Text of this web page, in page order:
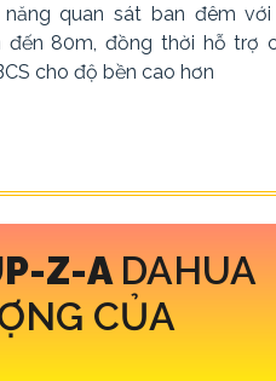
quan sát ban đêm với
đến 80m, đồng thời hỗ trợ
cho độ bền cao hơn
Z-A DAHUA
CỦA